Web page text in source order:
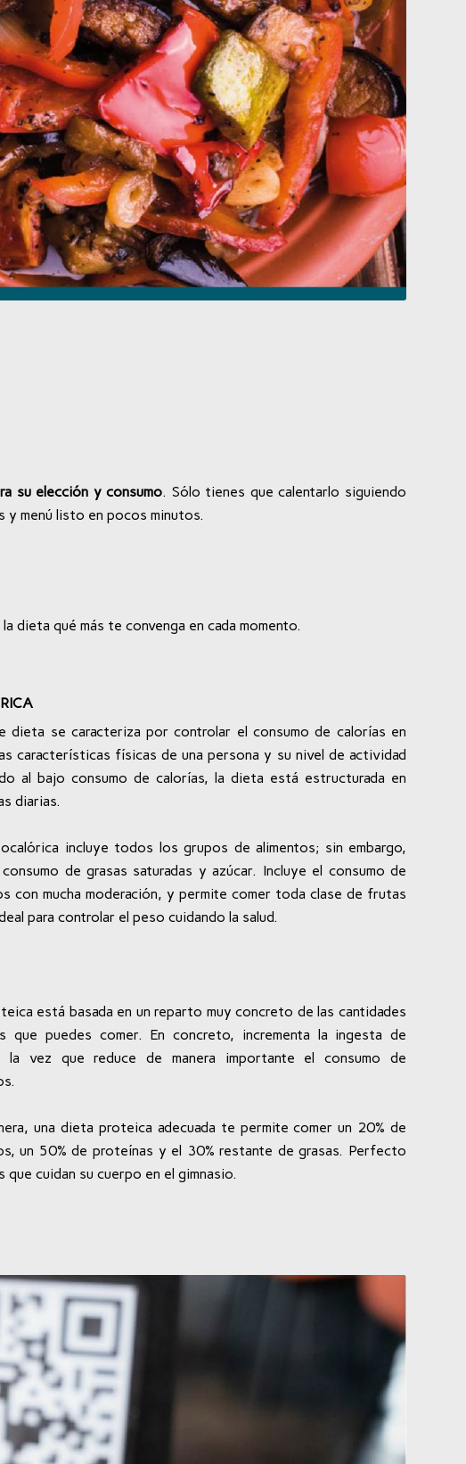
su elección y consumo. Sólo tienes que calentarlo siguiendo
y menú listo en pocos minutos.
dieta qué más te convenga en cada momento.
dieta se caracteriza por controlar el consumo de calorías en
características físicas de una persona y su nivel de actividad
al bajo consumo de calorías, la dieta está estructurada en
diarias.
incluye todos los grupos de alimentos; sin embargo,
de grasas saturadas y azúcar. Incluye el consumo de
con mucha moderación, y permite comer toda clase de frutas
para controlar el peso cuidando la salud.
está basada en un reparto muy concreto de las cantidades
que puedes comer. En concreto, incrementa la ingesta de
la vez que reduce de manera importante el consumo de
una dieta proteica adecuada te permite comer un 20% de
un 50% de proteínas y el 30% restante de grasas. Perfecto
que cuidan su cuerpo en el gimnasio.